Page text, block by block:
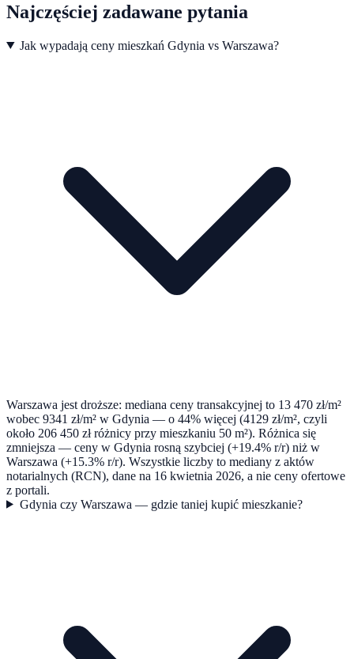
Najczęściej zadawane pytania
Jak wypadają ceny mieszkań Gdynia vs Warszawa?
Warszawa jest droższe: mediana ceny transakcyjnej to 13 470 zł/m²
wobec 9341 zł/m² w Gdynia — o 44% więcej (4129 zł/m², czyli
około 206 450 zł różnicy przy mieszkaniu 50 m²). Różnica się
zmniejsza — ceny w Gdynia rosną szybciej (+19.4% r/r) niż w
Warszawa (+15.3% r/r). Wszystkie liczby to mediany z aktów
notarialnych (RCN), dane na 16 kwietnia 2026, a nie ceny ofertowe
z portali.
Gdynia czy Warszawa — gdzie taniej kupić mieszkanie?